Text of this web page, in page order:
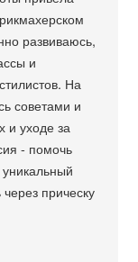
развиваюсь,
и
На
советами и
и уходе за
- помочь
прическу